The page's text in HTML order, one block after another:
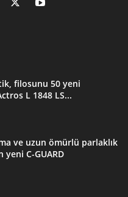
filosunu 50 yeni
L 1848 LS...
ve uzun ömürlü parlaklık
yeni C-GUARD